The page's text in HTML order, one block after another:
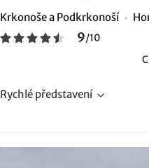
Krkonoše a Podkrkonoší
9/10
Rychlé představení